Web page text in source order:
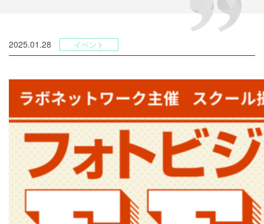
2025.01.28 イベント